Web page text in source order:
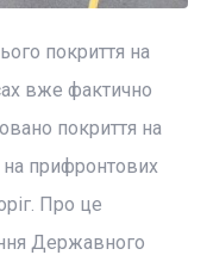
покриття на
вже фактично
покриття на
прифронтових
Про це
Державного